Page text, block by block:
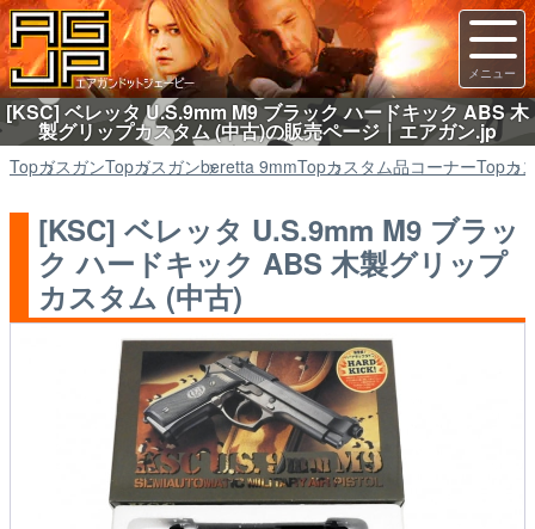
[KSC] ベレッタ U.S.9mm M9 ブラック ハードキック ABS 木
製グリップカスタム (中古)の販売ページ｜エアガン.jp
TopガスガンTopガスガンberetta 9mmTopカスタム品コーナーTopカ
[KSC] ベレッタ U.S.9mm M9 ブラッ
ク ハードキック ABS 木製グリップ
カスタム (中古)